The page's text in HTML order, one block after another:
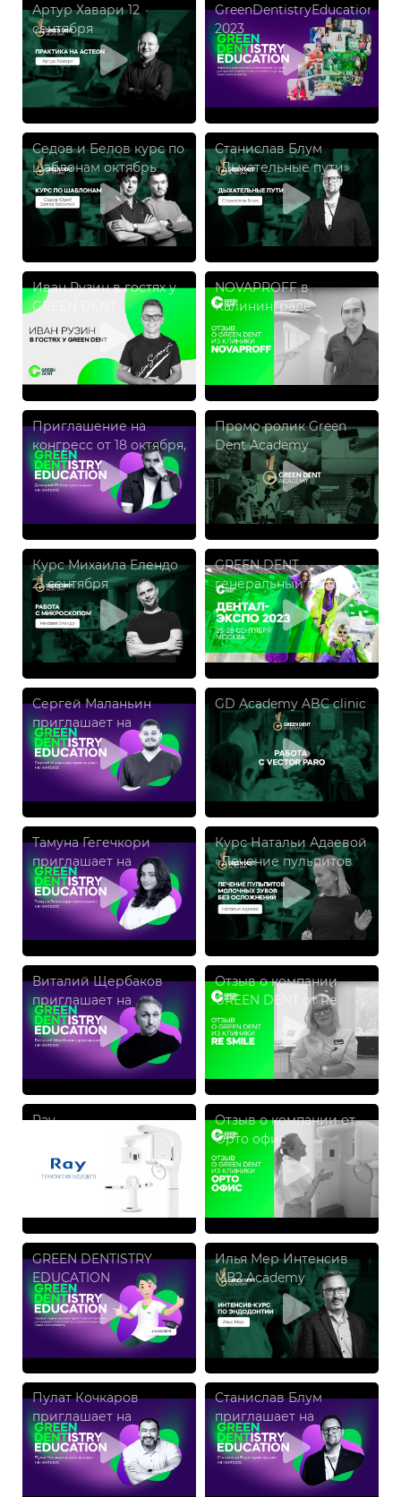
Артур Хавари 12
сентября
GreenDentistryEducation
2023
Седов и Белов курс по
шаблонам октябрь
2023
Станислав Блум
«Дыхательные пути»
Иван Рузин в гостях у
GREEN DENT
NOVAPROFF в
Калининграде
Приглашение на
конгресс от 18 октября,
Рябов
Промо ролик Green
Dent Academy
Курс Михаила Елендо
21 сентября
GREEN DENT
генеральный партнёр
на выставке "Дентал
Экспо 2023"
Сергей Маланьин
приглашает на
конгресс GREEN
DENTISTRY EDUCATION
GD Academy ABC clinic
Тамуна Гегечкори
приглашает на
конгресс GREEN
DENTISTRY EDUCATION
Курс Натальи Адаевой
«Лечение пульпитов
молочных зубов без
осложнений»
Виталий Щербаков
приглашает на
конгресс GREEN
DENTISTRY EDUCATION
Отзыв о компании
GREEN DENT от Re
Smile
Ray
Отзыв о компании от
Орто офис
GREEN DENTISTRY
EDUCATION
Илья Мер Интенсив
МВ2 Academy
Пулат Кочкаров
приглашает на
конгресс GREEN
DENTISTRY EDUCATION
Станислав Блум
приглашает на
конгресс GREEN
DENTISTRY EDUCATION